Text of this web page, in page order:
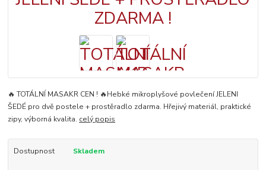
🔥 TOTÁLNÍ MASAKR CEN ! 🔥Hebké mikroplyšové povlečení JELENI
ŠEDÉ pro dvě postele + prostěradlo zdarma. Hřejivý materiál, praktické
zipy, výborná kvalita. celý popis
Dostupnost Skladem